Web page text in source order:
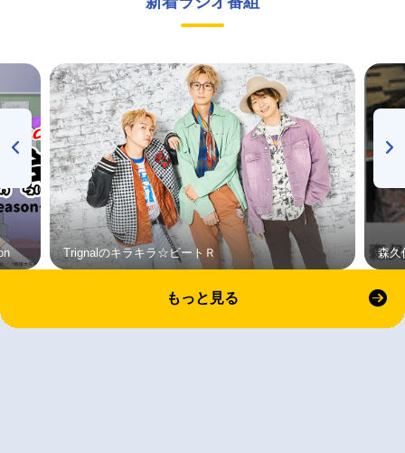
Trignalのキラキラ☆ビートＲ 森久
もっと見る